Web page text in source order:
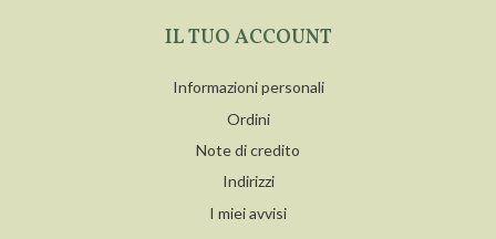
IL TUO ACCOUNT
Informazioni personali
Ordini
Note di credito
Indirizzi
I miei avvisi